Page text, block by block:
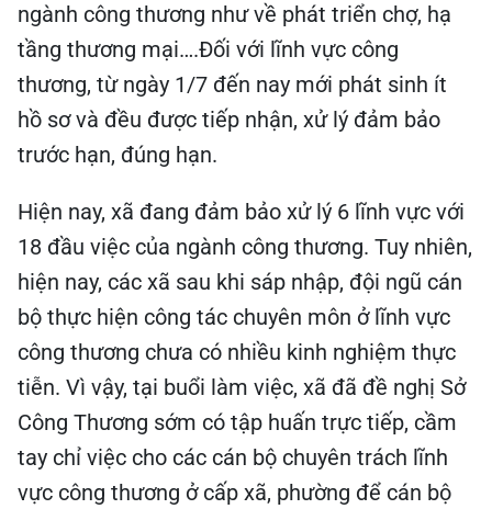
ngành công thương như về phát triển chợ, hạ
tầng thương mại….Đối với lĩnh vực công
thương, từ ngày 1/7 đến nay mới phát sinh ít
hồ sơ và đều được tiếp nhận, xử lý đảm bảo
trước hạn, đúng hạn.
Hiện nay, xã đang đảm bảo xử lý 6 lĩnh vực với
18 đầu việc của ngành công thương. Tuy nhiên,
hiện nay, các xã sau khi sáp nhập, đội ngũ cán
bộ thực hiện công tác chuyên môn ở lĩnh vực
công thương chưa có nhiều kinh nghiệm thực
tiễn. Vì vậy, tại buổi làm việc, xã đã đề nghị Sở
Công Thương sớm có tập huấn trực tiếp, cầm
tay chỉ việc cho các cán bộ chuyên trách lĩnh
vực công thương ở cấp xã, phường để cán bộ